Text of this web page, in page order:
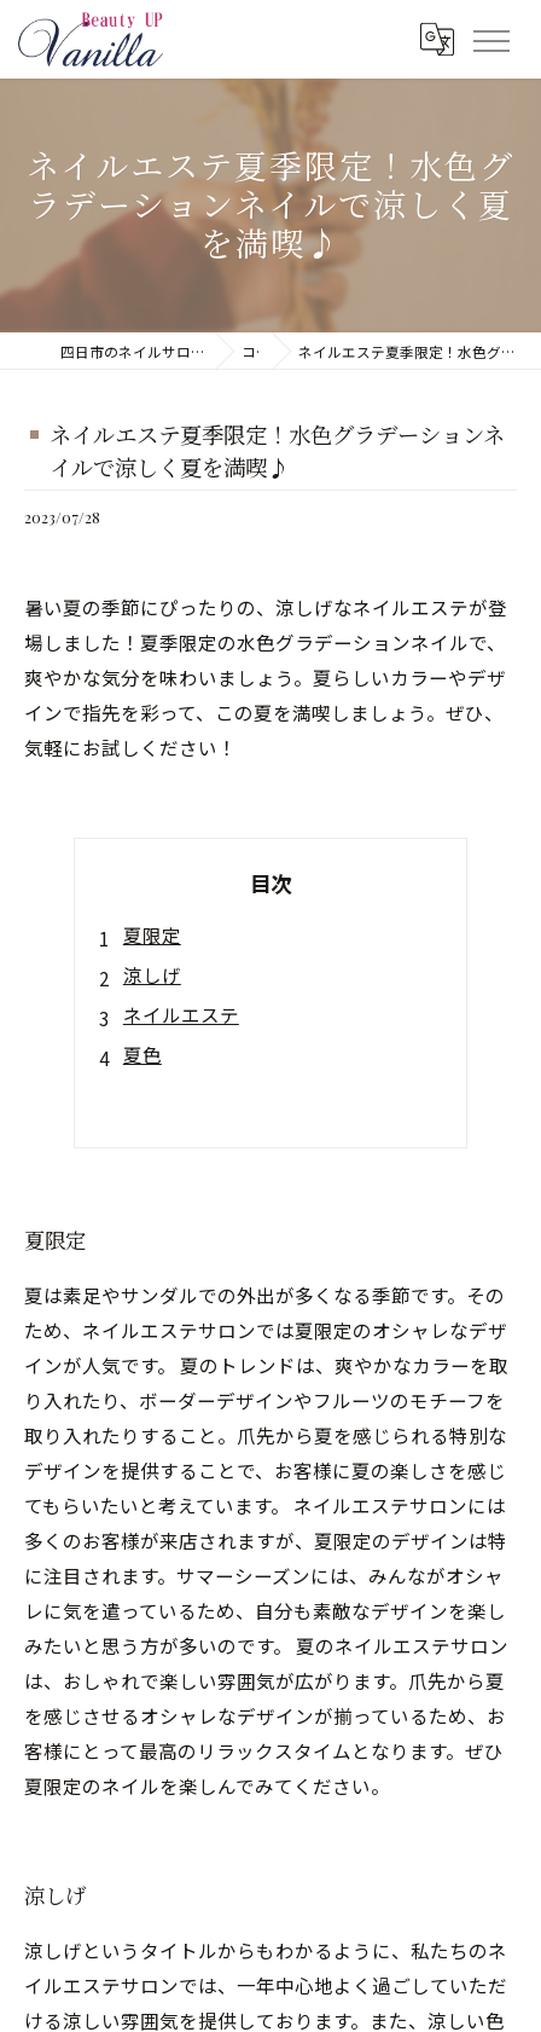
ネイルエステ夏季限定！水色グ
ラデーションネイルで涼しく夏
を満喫♪
四日市のネイルサロンならネイルサロン Vanilla コラム ネイルエステ夏季限定！水色グラデーションネイルで涼しく夏を満喫♪
ネイルエステ夏季限定！水色グラデーションネ
イルで涼しく夏を満喫♪
2023/07/28
暑い夏の季節にぴったりの、涼しげなネイルエステが登
場しました！夏季限定の水色グラデーションネイルで、
爽やかな気分を味わいましょう。夏らしいカラーやデザ
インで指先を彩って、この夏を満喫しましょう。ぜひ、
気軽にお試しください！
目次
夏限定
涼しげ
ネイルエステ
夏色
夏限定
夏は素足やサンダルでの外出が多くなる季節です。その
ため、ネイルエステサロンでは夏限定のオシャレなデザ
インが人気です。 夏のトレンドは、爽やかなカラーを取
り入れたり、ボーダーデザインやフルーツのモチーフを
取り入れたりすること。爪先から夏を感じられる特別な
デザインを提供することで、お客様に夏の楽しさを感じ
てもらいたいと考えています。 ネイルエステサロンには
多くのお客様が来店されますが、夏限定のデザインは特
に注目されます。サマーシーズンには、みんながオシャ
レに気を遣っているため、自分も素敵なデザインを楽し
みたいと思う方が多いのです。 夏のネイルエステサロン
は、おしゃれで楽しい雰囲気が広がります。爪先から夏
を感じさせるオシャレなデザインが揃っているため、お
客様にとって最高のリラックスタイムとなります。ぜひ
夏限定のネイルを楽しんでみてください。
涼しげ
涼しげというタイトルからもわかるように、私たちのネ
イルエステサロンでは、一年中心地よく過ごしていただ
ける涼しい雰囲気を提供しております。また、涼しい色